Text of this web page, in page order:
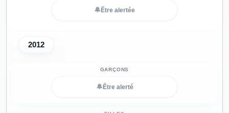
🔔 Être alertée
2012
🔔 Être alerté